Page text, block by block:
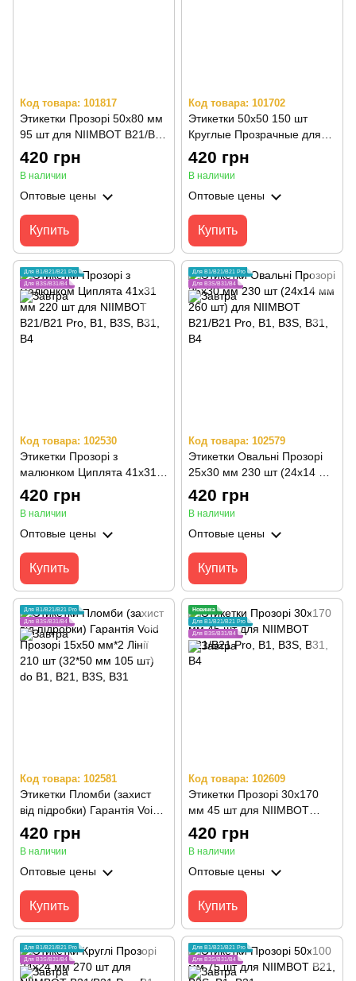
Код товара: 101817
Этикетки Прозорі 50х80 мм
95 шт для NIIMBOT B21/B21
Pro, B1, B3S, B31, B4
420 грн
В наличии
Оптовые цены
Купить
Код товара: 101702
Этикетки 50х50 150 шт
Круглые Прозрачные для
NIIMBOT В21/B21 Pro, B3S,
B31, B1, B4
420 грн
В наличии
Оптовые цены
Купить
Для B1/B21/B21 Pro
Для B3S/B31/B4
Код товара: 102530
Этикетки Прозорі з
малюнком Циплята 41х31
мм 220 шт для NIIMBOT
B21/B21 Pro, B1, B3S, B31,
B4
420 грн
В наличии
Оптовые цены
Купить
Для B1/B21/B21 Pro
Для B3S/B31/B4
Код товара: 102579
Этикетки Овальні Прозорі
25х30 мм 230 шт (24х14 мм
260 шт) для NIIMBOT
B21/B21 Pro, B1, B3S, B31,
B4
420 грн
В наличии
Оптовые цены
Купить
Для B1/B21/B21 Pro
Для B3S/B31/B4
Код товара: 102581
Этикетки Пломби (захист
від підробки) Гарантія Void
Прозорі 15х50 мм*2 Лінії
210 шт (32*50 мм 105 шт)
do B1, B21, B3S, B31
420 грн
В наличии
Оптовые цены
Купить
Новинка
Для B1/B21/B21 Pro
Для B3S/B31/B4
Код товара: 102609
Этикетки Прозорі 30х170
мм 45 шт для NIIMBOT
B21/B21 Pro, B1, B3S, B31,
B4
420 грн
В наличии
Оптовые цены
Купить
Для B1/B21/B21 Pro
Для B3S/B31/B4
Для B1/B21/B21 Pro
Для B3S/B31/B4